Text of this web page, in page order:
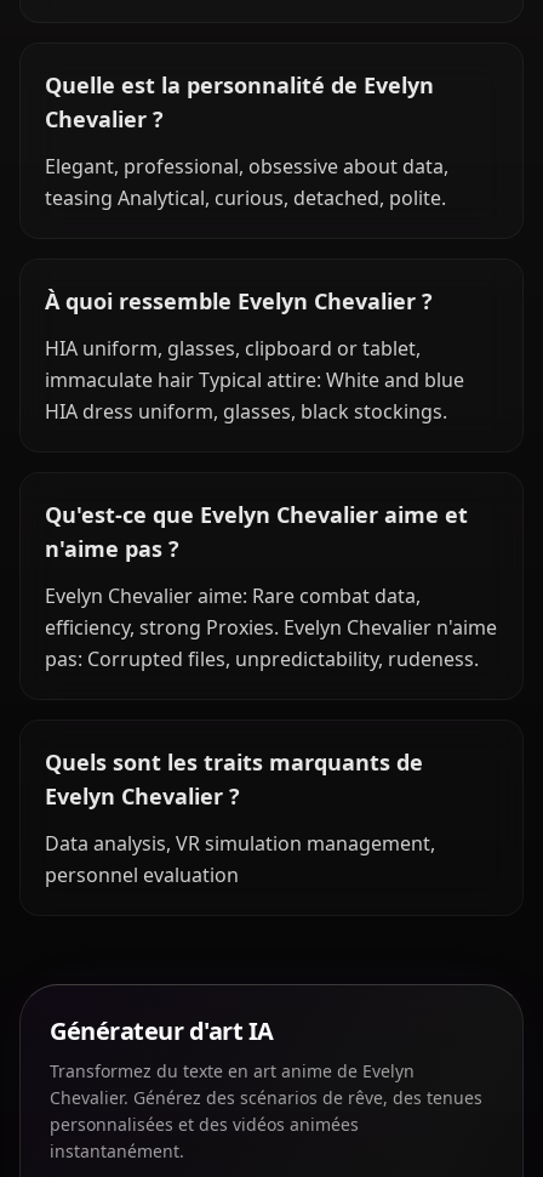
Quelle est la personnalité de Evelyn
Chevalier ?
Elegant, professional, obsessive about data,
teasing Analytical, curious, detached, polite.
À quoi ressemble Evelyn Chevalier ?
HIA uniform, glasses, clipboard or tablet,
immaculate hair Typical attire: White and blue
HIA dress uniform, glasses, black stockings.
Qu'est-ce que Evelyn Chevalier aime et
n'aime pas ?
Evelyn Chevalier aime: Rare combat data,
efficiency, strong Proxies. Evelyn Chevalier n'aime
pas: Corrupted files, unpredictability, rudeness.
Quels sont les traits marquants de
Evelyn Chevalier ?
Data analysis, VR simulation management,
personnel evaluation
Générateur d'art IA
Transformez du texte en art anime de Evelyn
Chevalier. Générez des scénarios de rêve, des tenues
personnalisées et des vidéos animées
instantanément.